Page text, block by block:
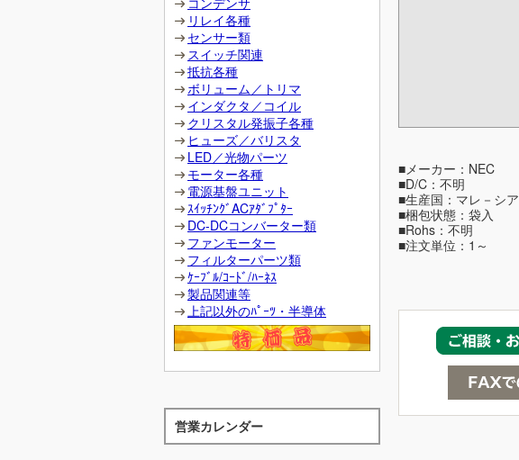
リレイ各種
センサー類
スイッチ関連
抵抗各種
ボリューム／トリマ
インダクタ／コイル
クリスタル発振子各種
ヒューズ／バリスタ
LED／光物パーツ
モーター各種
電源基盤ユニット
ｽｲｯﾁﾝｸﾞACｱﾀﾞﾌﾟﾀｰ
DC-DCコンバーター類
ファンモーター
フィルターパーツ類
ｹｰﾌﾞﾙ/ｺｰﾄﾞ/ﾊｰﾈｽ
製品関連等
上記以外のﾊﾟｰﾂ・半導体
営業カレンダー
■メーカー：NEC
■D/C：不明
■生産国：マレ－シア
■梱包状態：袋入
■Rohs：不明
■注文単位：1～